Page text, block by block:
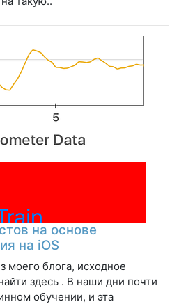
на основе
на iOS
моего блога, исходное
здесь . В наши дни почти
обучении, и эта